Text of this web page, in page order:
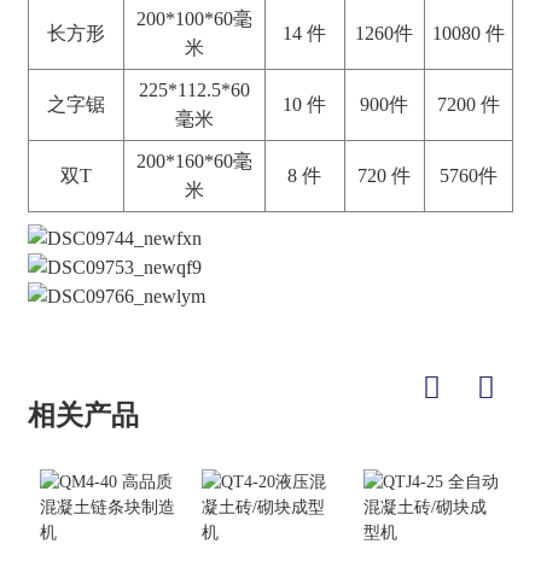
长方形
200*100*60毫
米
14 件 1260件 10080 件
之字锯
225*112.5*60
毫米
10 件 900件 7200 件
双T
200*160*60毫
米
8 件 720 件 5760件
相关产品